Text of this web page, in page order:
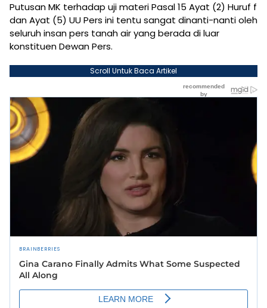
Putusan MK terhadap uji materi Pasal 15 Ayat (2) Huruf f
dan Ayat (5) UU Pers ini tentu sangat dinanti-nanti oleh
seluruh insan pers tanah air yang berada di luar
konstituen Dewan Pers.
Scroll Untuk Baca Artikel